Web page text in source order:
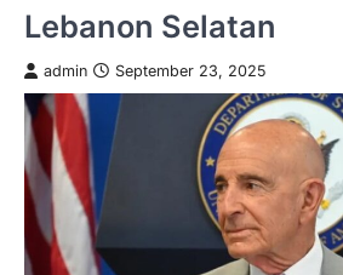
Lebanon Selatan
admin September 23, 2025